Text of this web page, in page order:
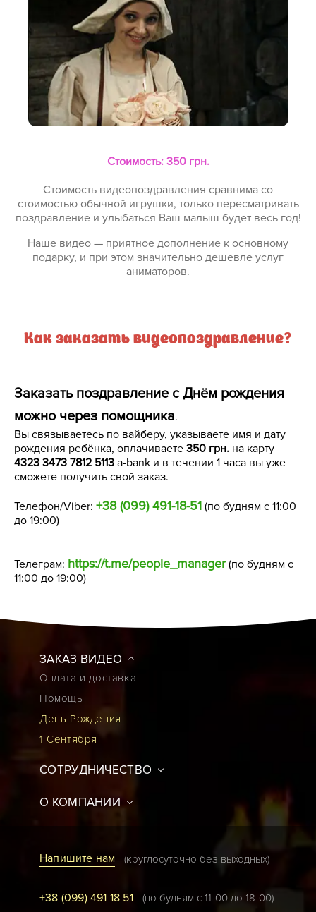
Стоимость: 350 грн.
Стоимость видеопоздравления сравнима со
стоимостью обычной игрушки, только пересматривать
поздравление и улыбаться Ваш малыш будет весь год!
Наше видео — приятное дополнение к основному
подарку, и при этом значительно дешевле услуг
аниматоров.
Как заказать видеопоздравление?
Заказать поздравление с Днём рождения
можно через помощника.
Вы связываетесь по вайберу, указываете имя и дату
рождения ребёнка, оплачиваете 350 грн. на карту
4323 3473 7812 5113 a-bank и в течении 1 часа вы уже
сможете получить свой заказ.
Телефон/Viber: +38 (099) 491-18-51 (по будням с 11:00
до 19:00)
Телеграм: https://t.me/people_manager(по будням с
11:00 до 19:00)
ЗАКАЗ ВИДЕО
Оплата и доставка
Помощь
День Рождения
1 Сентября
СОТРУДНИЧЕСТВО
О КОМПАНИИ
Напишите нам (круглосуточно без выходных)
+38 (099) 491 18 51 (по будням с 11-00 до 18-00)